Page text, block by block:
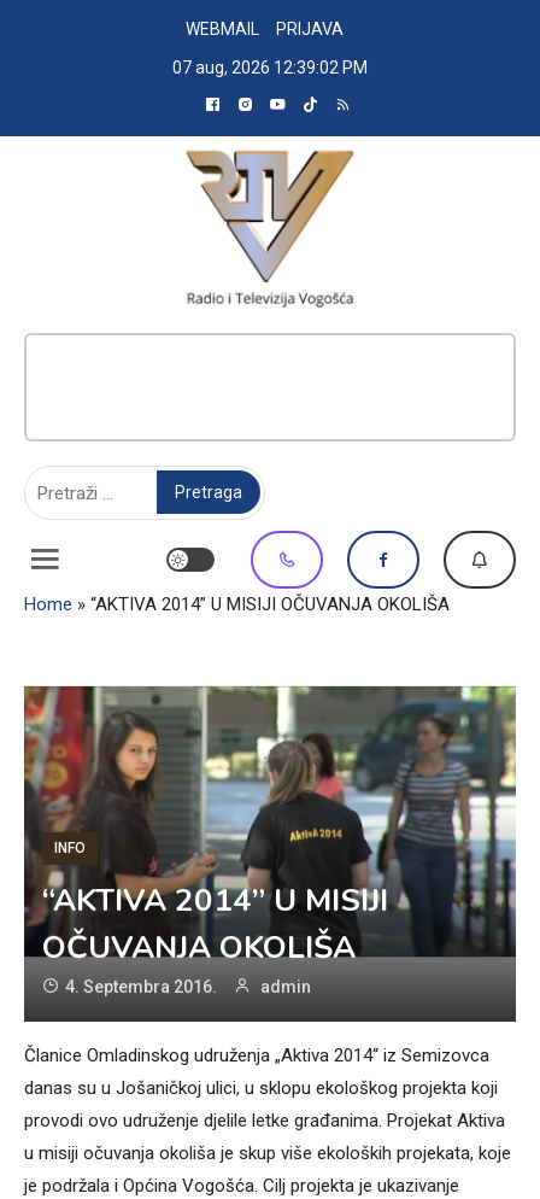
WEBMAIL
PRIJAVA
07 aug, 2026 12:39:03 PM
Home » “AKTIVA 2014” U MISIJI OČUVANJA OKOLIŠA
INFO
“AKTIVA 2014” U MISIJI
OČUVANJA OKOLIŠA
4. Septembra 2016. admin
Članice Omladinskog udruženja „Aktiva 2014“ iz Semizovca
danas su u Jošaničkoj ulici, u sklopu ekološkog projekta koji
provodi ovo udruženje djelile letke građanima. Projekat Aktiva
u misiji očuvanja okoliša je skup više ekoloških projekata, koje
je podržala i Općina Vogošća. Cilj projekta je ukazivanje